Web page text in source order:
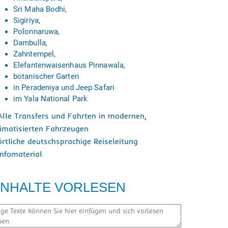
Sri Maha Bodhi,
Sigiriya,
Polonnaruwa,
Dambulla,
Zahntempel,
Elefantenwaisenhaus Pinnawala,
botanischer Garten
in Peradeniya und Jeep Safari
im Yala National Park
Transfers und Fahrten in modernen,
Fahrzeugen
deutschsprachige Reiseleitung
VORLESEN